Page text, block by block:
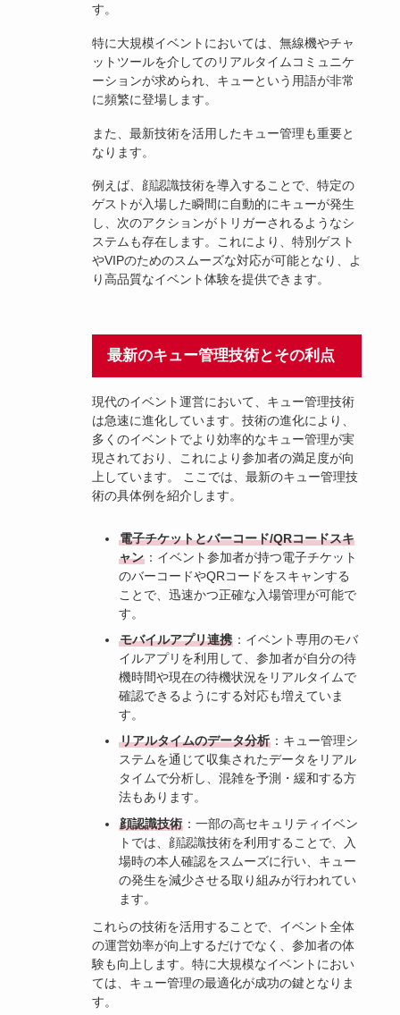
す。
特に大規模イベントにおいては、無線機やチャ
ットツールを介してのリアルタイムコミュニケ
ーションが求められ、キューという用語が非常
に頻繁に登場します。
また、最新技術を活用したキュー管理も重要と
なります。
例えば、顔認識技術を導入することで、特定の
ゲストが入場した瞬間に自動的にキューが発生
し、次のアクションがトリガーされるようなシ
ステムも存在します。これにより、特別ゲスト
やVIPのためのスムーズな対応が可能となり、よ
り高品質なイベント体験を提供できます。
最新のキュー管理技術とその利点
現代のイベント運営において、キュー管理技術
は急速に進化しています。技術の進化により、
多くのイベントでより効率的なキュー管理が実
現されており、これにより参加者の満足度が向
上しています。 ここでは、最新のキュー管理技
術の具体例を紹介します。
電子チケットとバーコード/QRコードスキ
ャン：イベント参加者が持つ電子チケット
のバーコードやQRコードをスキャンする
ことで、迅速かつ正確な入場管理が可能で
す。
モバイルアプリ連携：イベント専用のモバ
イルアプリを利用して、参加者が自分の待
機時間や現在の待機状況をリアルタイムで
確認できるようにする対応も増えていま
す。
リアルタイムのデータ分析：キュー管理シ
ステムを通じて収集されたデータをリアル
タイムで分析し、混雑を予測・緩和する方
法もあります。
顔認識技術：一部の高セキュリティイベン
トでは、顔認識技術を利用することで、入
場時の本人確認をスムーズに行い、キュー
の発生を減少させる取り組みが行われてい
ます。
これらの技術を活用することで、イベント全体
の運営効率が向上するだけでなく、参加者の体
験も向上します。特に大規模なイベントにおい
ては、キュー管理の最適化が成功の鍵となりま
す。